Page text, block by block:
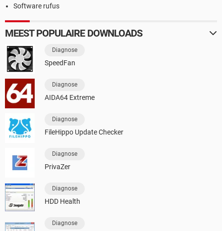
Software rufus
MEEST POPULAIRE DOWNLOADS
Diagnose
SpeedFan
Diagnose
AIDA64 Extreme
Diagnose
FileHippo Update Checker
Diagnose
PrivaZer
Diagnose
HDD Health
Diagnose